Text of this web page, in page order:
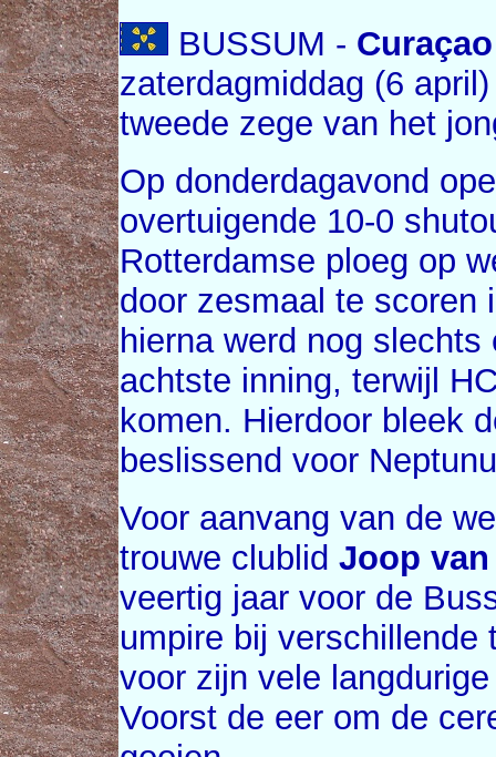
BUSSUM -
zaterdagmiddag (6
tweede zege van het
Op donderdagavond
overtuigende 10-0
Rotterdamse ploeg op
door zesmaal te scoren
hierna werd nog
achtste inning, terwijl
komen. Hierdoor bleek
beslissend voor
Voor aanvang van de
trouwe clublid Joop
veertig jaar voor de
umpire bij verschillende
voor zijn vele
Voorst de eer om de